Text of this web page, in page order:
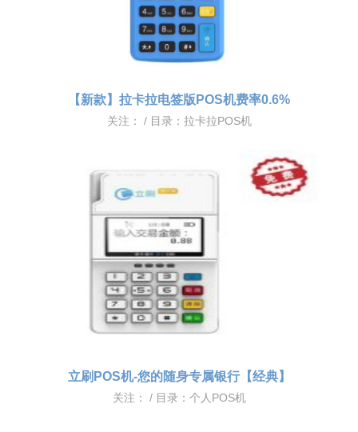
【新款】拉卡拉电签版POS机费率0.6%
关注： / 目录： 拉卡拉POS机
立刷POS机-您的随身专属银行【经典】
关注： / 目录： 个人POS机